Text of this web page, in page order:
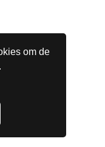
om de